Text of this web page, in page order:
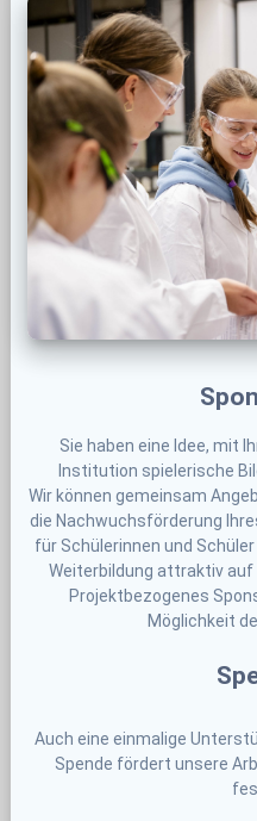
Sie haben eine Idee, mit
Institution spielerische
Wir können gemeinsam
die Nachwuchsförderung
für Schülerinnen und
Weiterbildung attraktiv auf
Projektbezogenes
Möglichkeit
Auch eine einmalige
Spende fördert unsere